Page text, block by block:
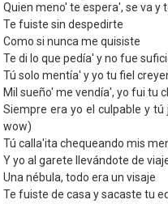
Quien meno' te espera', se va y
Te fuiste sin despedirte
Como si nunca me quisiste
Te di lo que pedía' y no fue
Tú solo mentía' y yo tu fiel
Mil sueño' me vendía', yo fui tu
Siempre era yo el culpable y
wow)
Tú calla'ita chequeando mis
Y yo al garete llevándote de
Una nébula, todo era un visaje
Te fuiste de casa y sacaste tu